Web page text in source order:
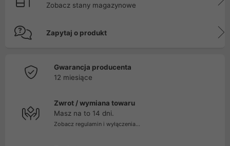
Zobacz stany magazynowe
Zapytaj o produkt
Gwarancja producenta
12 miesiące
Zwrot / wymiana towaru
Masz na to 14 dni.
Zobacz regulamin i wyłączenia...